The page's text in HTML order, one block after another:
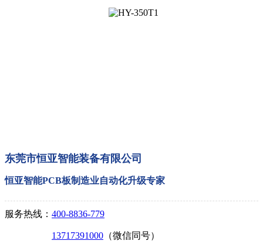
东莞市恒亚智能装备有限公司
恒亚智能PCB板制造业自动化升级专家
服务热线： 400-8836-779
13717391000 （微信同号）